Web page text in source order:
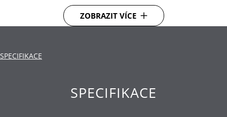
Celková délka 33.5 cm, délka čepele 20 cm.
Materiál: kovaná čepel ze speciální nerezové oceli.
řízenému tepelnému zpracování, které
ZOBRAZIT VÍCE
SPECIFIKACE
SPECIFIKACE